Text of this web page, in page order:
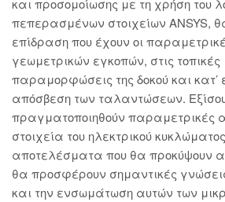
και προσομοίωσης με τη χρήση του
πεπερασμένων στοιχείων ANSYS,
επίδραση που έχουν οι
γεωμετρικών εγκοπών, στις
παραμορφώσεις της δοκού και κατ’
απόσβεση των ταλαντώσεων.
πραγματοποιηθούν παραμετρικές
στοιχεία του ηλεκτρικού
αποτελέσματα που θα προκύψουν
θα προσφέρουν σημαντικές
και την ενσωμάτωση αυτών των